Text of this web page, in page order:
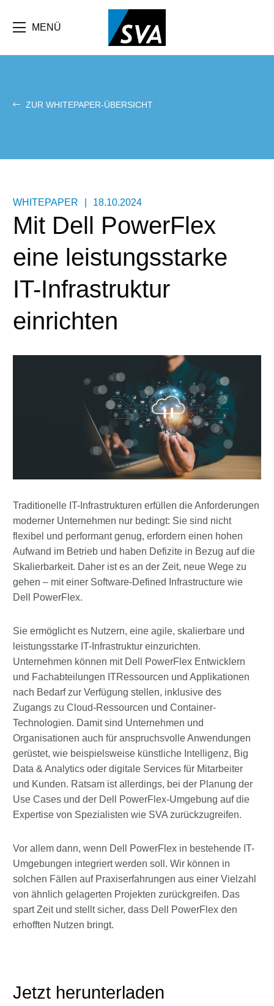
Inhalt
MENÜ
ZUR WHITEPAPER-ÜBERSICHT
WHITEPAPER 18.10.2024
Mit Dell PowerFlex
eine leistungsstarke
IT-Infrastruktur
einrichten
Traditionelle IT-Infrastrukturen erfüllen die Anforderungen
moderner Unternehmen nur bedingt: Sie sind nicht
flexibel und performant genug, erfordern einen hohen
Aufwand im Betrieb und haben Defizite in Bezug auf die
Skalierbarkeit. Daher ist es an der Zeit, neue Wege zu
gehen – mit einer Software-Defined Infrastructure wie
Dell PowerFlex.
Sie ermöglicht es Nutzern, eine agile, skalierbare und
leistungsstarke IT-Infrastruktur einzurichten.
Unternehmen können mit Dell PowerFlex Entwicklern
und Fachabteilungen ITRessourcen und Applikationen
nach Bedarf zur Verfügung stellen, inklusive des
Zugangs zu Cloud-Ressourcen und Container-
Technologien. Damit sind Unternehmen und
Organisationen auch für anspruchsvolle Anwendungen
gerüstet, wie beispielsweise künstliche Intelligenz, Big
Data & Analytics oder digitale Services für Mitarbeiter
und Kunden. Ratsam ist allerdings, bei der Planung der
Use Cases und der Dell PowerFlex-Umgebung auf die
Expertise von Spezialisten wie SVA zurückzugreifen.
Vor allem dann, wenn Dell PowerFlex in bestehende IT-
Umgebungen integriert werden soll. Wir können in
solchen Fällen auf Praxiserfahrungen aus einer Vielzahl
von ähnlich gelagerten Projekten zurückgreifen. Das
spart Zeit und stellt sicher, dass Dell PowerFlex den
erhofften Nutzen bringt.
Jetzt herunterladen